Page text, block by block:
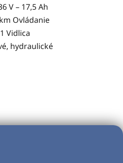
V – 17,5 Ah
Ovládanie
Vidlica
hydraulické